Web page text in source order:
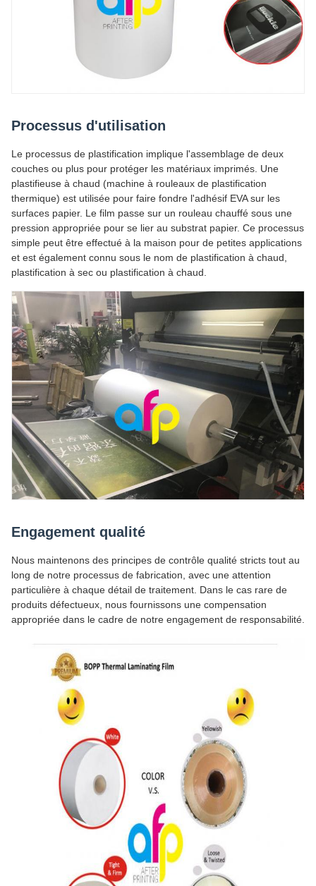
Processus d'utilisation
Le processus de plastification implique l'assemblage de deux
couches ou plus pour protéger les matériaux imprimés. Une
plastifieuse à chaud (machine à rouleaux de plastification
thermique) est utilisée pour faire fondre l'adhésif EVA sur les
surfaces papier. Le film passe sur un rouleau chauffé sous une
pression appropriée pour se lier au substrat papier. Ce processus
simple peut être effectué à la maison pour de petites applications
et est également connu sous le nom de plastification à chaud,
plastification à sec ou plastification à chaud.
Engagement qualité
Nous maintenons des principes de contrôle qualité stricts tout au
long de notre processus de fabrication, avec une attention
particulière à chaque détail de traitement. Dans le cas rare de
produits défectueux, nous fournissons une compensation
appropriée dans le cadre de notre engagement de responsabilité.